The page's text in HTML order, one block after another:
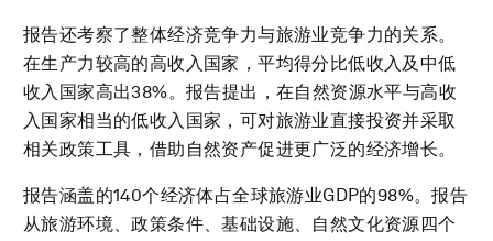
报告还考察了整体经济竞争力与旅游业竞争力的关系。
在生产力较高的高收入国家，平均得分比低收入及中低
收入国家高出38%。报告提出，在自然资源水平与高收
入国家相当的低收入国家，可对旅游业直接投资并采取
相关政策工具，借助自然资产促进更广泛的经济增长。
报告涵盖的140个经济体占全球旅游业GDP的98%。报告
从旅游环境、政策条件、基础设施、自然文化资源四个